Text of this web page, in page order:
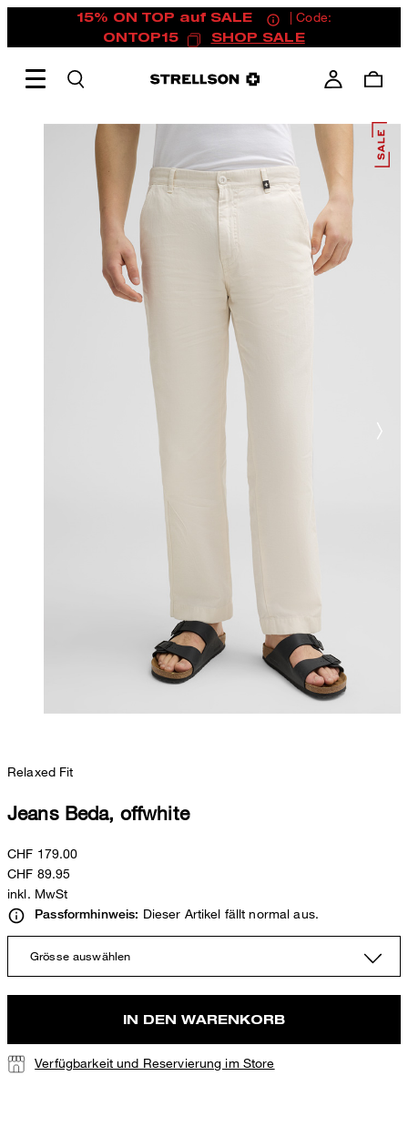
15% ON TOP auf SALE
| Code:
ONTOP15
SHOP SALE
Relaxed Fit
Jeans Beda, offwhite
CHF 179.00
CHF 89.95
inkl. MwSt
Passformhinweis: Dieser Artikel fällt normal aus.
Grösse auswählen
IN DEN WARENKORB
Verfügbarkeit und Reservierung im Store